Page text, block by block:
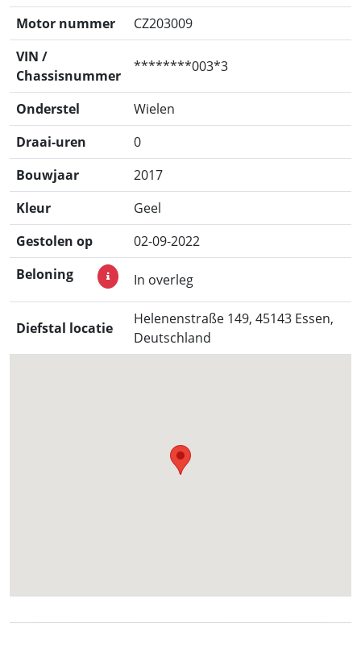
Motor nummer
CZ203009
VIN /
Chassisnummer
********003*3
Onderstel
Wielen
Draai-uren
0
Bouwjaar
2017
Kleur
Geel
Gestolen op
02-09-2022
Beloning
In overleg
Diefstal locatie
Helenenstraße 149, 45143 Essen,
Deutschland